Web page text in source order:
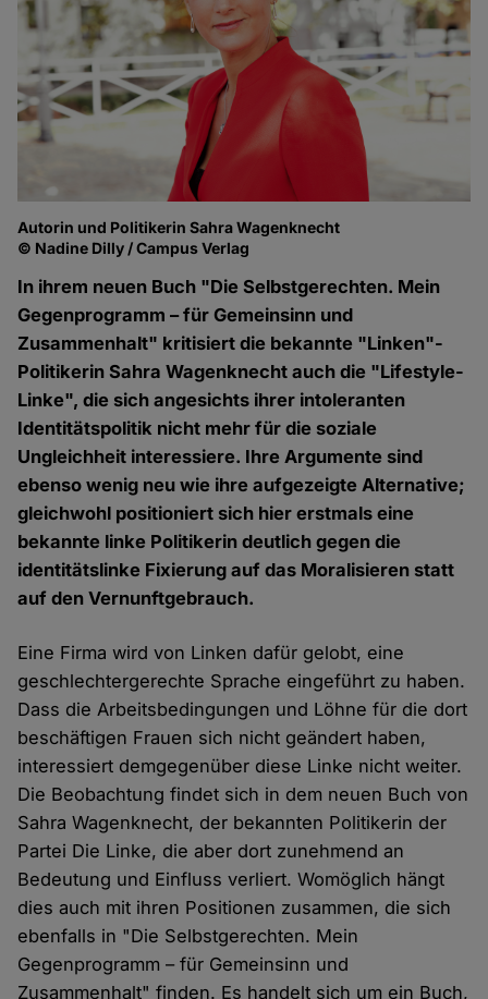
Autorin und Politikerin Sahra Wagenknecht
© Nadine Dilly / Campus Verlag
In ihrem neuen Buch "Die Selbstgerechten. Mein
Gegenprogramm – für Gemeinsinn und
Zusammenhalt" kritisiert die bekannte "Linken"-
Politikerin Sahra Wagenknecht auch die "Lifestyle-
Linke", die sich angesichts ihrer intoleranten
Identitätspolitik nicht mehr für die soziale
Ungleichheit interessiere. Ihre Argumente sind
ebenso wenig neu wie ihre aufgezeigte Alternative;
gleichwohl positioniert sich hier erstmals eine
bekannte linke Politikerin deutlich gegen die
identitätslinke Fixierung auf das Moralisieren statt
auf den Vernunftgebrauch.
Eine Firma wird von Linken dafür gelobt, eine
geschlechtergerechte Sprache eingeführt zu haben.
Dass die Arbeitsbedingungen und Löhne für die dort
beschäftigen Frauen sich nicht geändert haben,
interessiert demgegenüber diese Linke nicht weiter.
Die Beobachtung findet sich in dem neuen Buch von
Sahra Wagenknecht, der bekannten Politikerin der
Partei Die Linke, die aber dort zunehmend an
Bedeutung und Einfluss verliert. Womöglich hängt
dies auch mit ihren Positionen zusammen, die sich
ebenfalls in "Die Selbstgerechten. Mein
Gegenprogramm – für Gemeinsinn und
Zusammenhalt" finden. Es handelt sich um ein Buch,